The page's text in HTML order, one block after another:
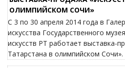
ОЛИМПИЙСКОМ СОЧИ»
С 3 по 30 апреля 2014 года в
искусства Государственного
искусств РТ работает выставка-
Татарстана в олимпийском Сочи».